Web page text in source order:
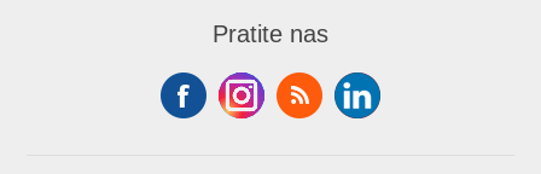
Pratite nas